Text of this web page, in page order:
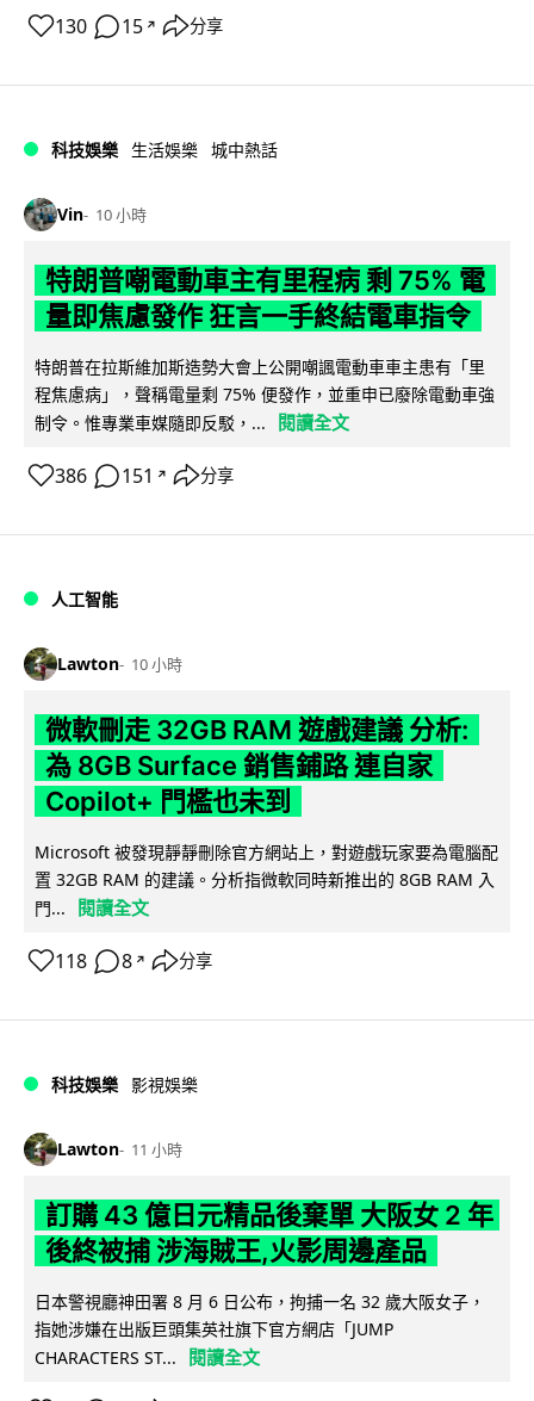
130 15 ↗ 分享
科技娛樂 生活娛樂 城中熱話
Vin 10 小時
特朗普嘲電動車主有里程病 剩 75% 電
量即焦慮發作 狂言一手終結電車指令
特朗普在拉斯維加斯造勢大會上公開嘲諷電動車車主患有「里
程焦慮病」，聲稱電量剩 75% 便發作，並重申已廢除電動車強
制令。惟專業車媒隨即反駁，...
閱讀全文
386 151 ↗ 分享
人工智能
Lawton 10 小時
微軟刪走 32GB RAM 遊戲建議 分析:
為 8GB Surface 銷售鋪路 連自家
Copilot+ 門檻也未到
Microsoft 被發現靜靜刪除官方網站上，對遊戲玩家要為電腦配
置 32GB RAM 的建議。分析指微軟同時新推出的 8GB RAM 入
門...
閱讀全文
118 8 ↗ 分享
科技娛樂 影視娛樂
Lawton 11 小時
訂購 43 億日元精品後棄單 大阪女 2 年
後終被捕 涉海賊王,火影周邊產品
日本警視廳神田署 8 月 6 日公布，拘捕一名 32 歲大阪女子，
指她涉嫌在出版巨頭集英社旗下官方網店「JUMP
CHARACTERS ST...
閱讀全文